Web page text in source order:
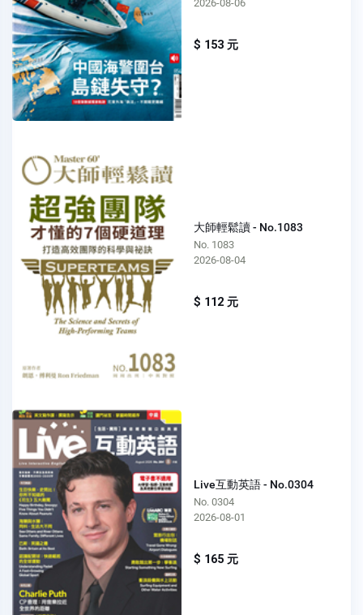
2026-08-06
$ 153 元
大師輕鬆讀 - No.1083
No. 1083
2026-08-04
$ 112 元
Live互動英語 - No.0304
No. 0304
2026-08-01
$ 165 元